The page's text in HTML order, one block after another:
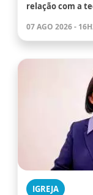
relação com a
07 AGO 2026 -
IGREJA